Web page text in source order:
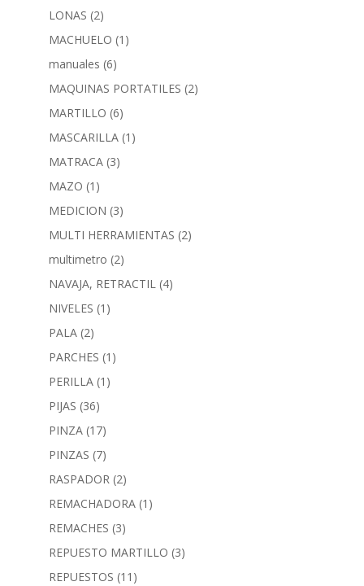
LONAS (2)
MACHUELO (1)
manuales (6)
MAQUINAS PORTATILES (2)
MARTILLO (6)
MASCARILLA (1)
MATRACA (3)
MAZO (1)
MEDICION (3)
MULTI HERRAMIENTAS (2)
multimetro (2)
NAVAJA, RETRACTIL (4)
NIVELES (1)
PALA (2)
PARCHES (1)
PERILLA (1)
PIJAS (36)
PINZA (17)
PINZAS (7)
RASPADOR (2)
REMACHADORA (1)
REMACHES (3)
REPUESTO MARTILLO (3)
REPUESTOS (11)